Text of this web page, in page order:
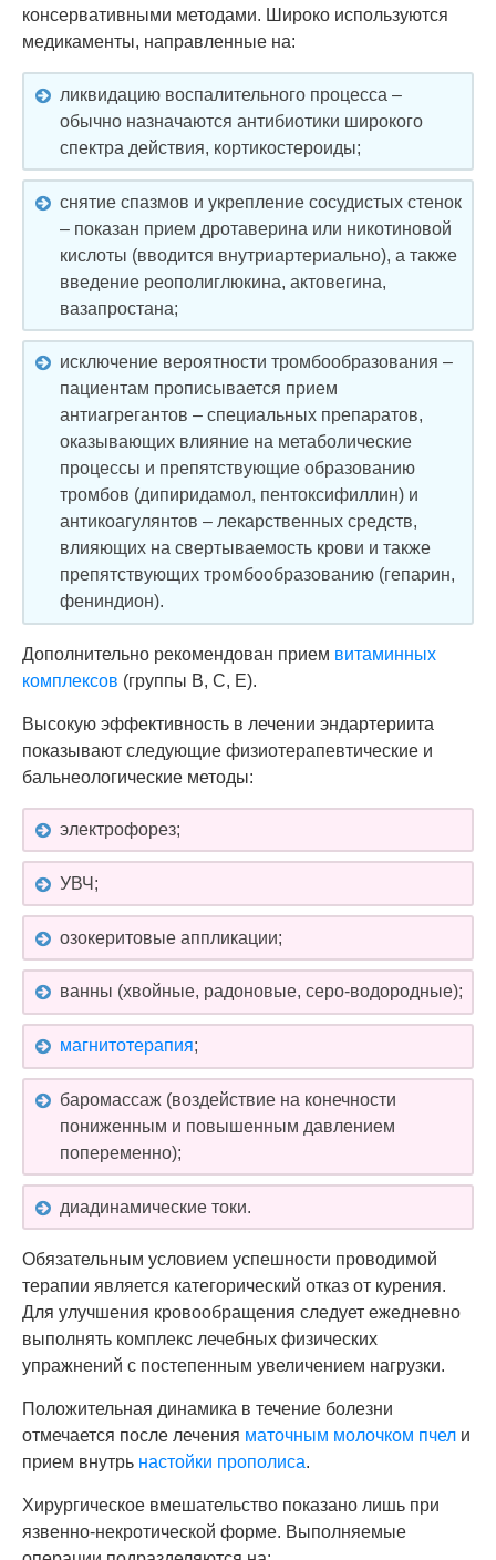
консервативными методами. Широко используются
медикаменты, направленные на:
ликвидацию воспалительного процесса –
обычно назначаются антибиотики широкого
спектра действия, кортикостероиды;
снятие спазмов и укрепление сосудистых стенок
– показан прием дротаверина или никотиновой
кислоты (вводится внутриартериально), а также
введение реополиглюкина, актовегина,
вазапростана;
исключение вероятности тромбообразования –
пациентам прописывается прием
антиагрегантов – специальных препаратов,
оказывающих влияние на метаболические
процессы и препятствующие образованию
тромбов (дипиридамол, пентоксифиллин) и
антикоагулянтов – лекарственных средств,
влияющих на свертываемость крови и также
препятствующих тромбообразованию (гепарин,
фениндион).
Дополнительно рекомендован прием витаминных
комплексов (группы В, С, Е).
Высокую эффективность в лечении эндартериита
показывают следующие физиотерапевтические и
бальнеологические методы:
электрофорез;
УВЧ;
озокеритовые аппликации;
ванны (хвойные, радоновые, серо-водородные);
магнитотерапия;
баромассаж (воздействие на конечности
пониженным и повышенным давлением
попеременно);
диадинамические токи.
Обязательным условием успешности проводимой
терапии является категорический отказ от курения.
Для улучшения кровообращения следует ежедневно
выполнять комплекс лечебных физических
упражнений с постепенным увеличением нагрузки.
Положительная динамика в течение болезни
отмечается после лечения маточным молочком пчел и
прием внутрь настойки прополиса.
Хирургическое вмешательство показано лишь при
язвенно-некротической форме. Выполняемые